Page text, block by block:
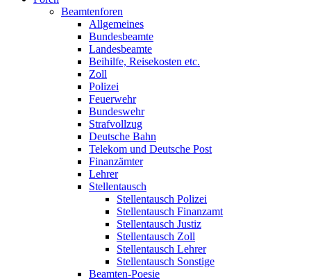
Beamtenforen
Allgemeines
Bundesbeamte
Landesbeamte
Beihilfe, Reisekosten etc.
Zoll
Polizei
Feuerwehr
Bundeswehr
Strafvollzug
Deutsche Bahn
Telekom und Deutsche Post
Finanzämter
Lehrer
Stellentausch
Stellentausch Polizei
Stellentausch Finanzamt
Stellentausch Justiz
Stellentausch Zoll
Stellentausch Lehrer
Stellentausch Sonstige
Beamten-Poesie